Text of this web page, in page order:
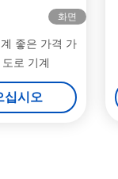
화면
좋은 가격 가
로 기계
십시오